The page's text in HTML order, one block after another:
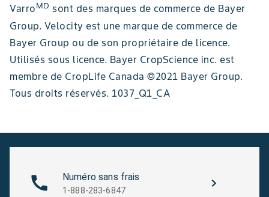
VarroMD sont des marques de commerce de Bayer
Group. Velocity est une marque de commerce de
Bayer Group ou de son propriétaire de licence.
Utilisés sous licence. Bayer CropScience inc. est
membre de CropLife Canada ©2021 Bayer Group.
Tous droits réservés. 1037_Q1_CA
Numéro sans frais
1-888-283-6847